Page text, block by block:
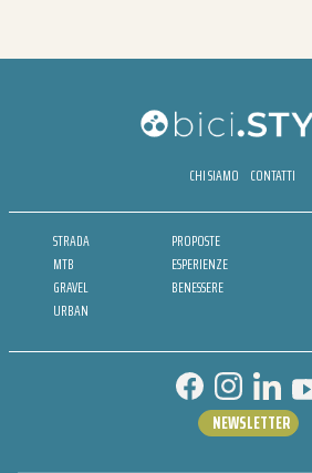
CHI SIAMO CONTATTI
STRADA
MTB
GRAVEL
URBAN
PROPOSTE
ESPERIENZE
BENESSERE
NEWSLETTER